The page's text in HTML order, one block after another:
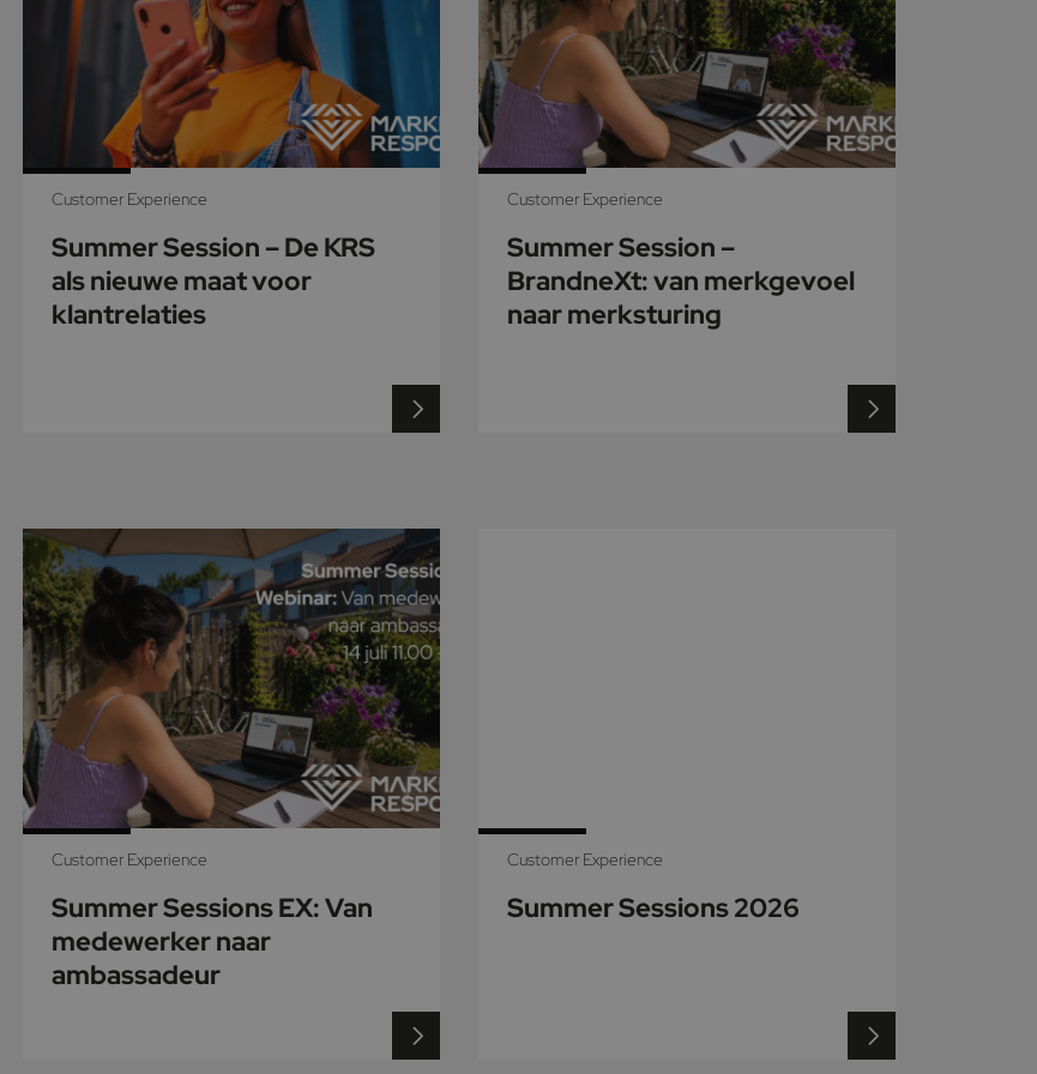
Customer Experience
Summer Session – De KRS
als nieuwe maat voor
klantrelaties
Customer Experience
Summer Session –
BrandneXt: van merkgevoel
naar merksturing
Customer Experience
Summer Sessions EX: Van
medewerker naar
ambassadeur
Customer Experience
Summer Sessions 2026